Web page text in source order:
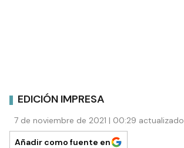
EDICIÓN IMPRESA
7 de noviembre de 2021 | 00:29
Añadir como fuente en